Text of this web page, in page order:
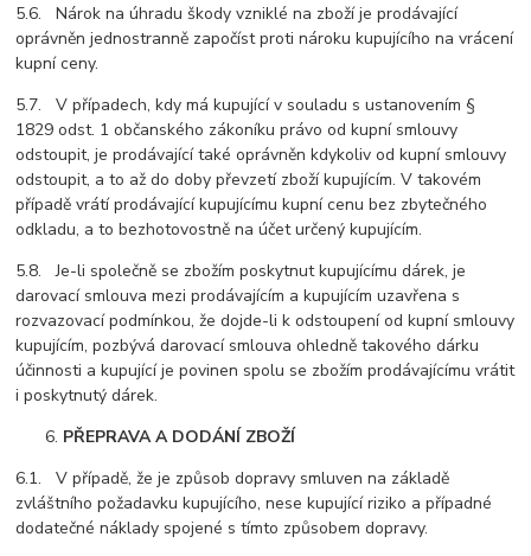
5.6. Nárok na úhradu škody vzniklé na zboží je prodávající
oprávněn jednostranně započíst proti nároku kupujícího na vrácení
kupní ceny.
5.7. V případech, kdy má kupující v souladu s ustanovením §
1829 odst. 1 občanského zákoníku právo od kupní smlouvy
odstoupit, je prodávající také oprávněn kdykoliv od kupní smlouvy
odstoupit, a to až do doby převzetí zboží kupujícím. V takovém
případě vrátí prodávající kupujícímu kupní cenu bez zbytečného
odkladu, a to bezhotovostně na účet určený kupujícím.
5.8. Je-li společně se zbožím poskytnut kupujícímu dárek, je
darovací smlouva mezi prodávajícím a kupujícím uzavřena s
rozvazovací podmínkou, že dojde-li k odstoupení od kupní smlouvy
kupujícím, pozbývá darovací smlouva ohledně takového dárku
účinnosti a kupující je povinen spolu se zbožím prodávajícímu vrátit
i poskytnutý dárek.
PŘEPRAVA A DODÁNÍ ZBOŽÍ
6.1. V případě, že je způsob dopravy smluven na základě
zvláštního požadavku kupujícího, nese kupující riziko a případné
dodatečné náklady spojené s tímto způsobem dopravy.